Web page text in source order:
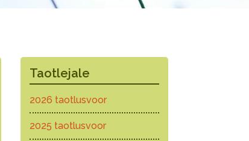
Taotlejale
2026 taotlusvoor
2025 taotlusvoor